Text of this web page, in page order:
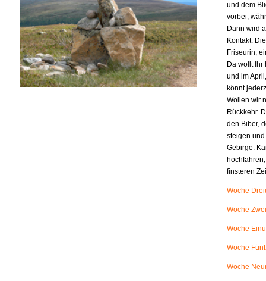
und dem
vorbei,
Dann wird
Kontakt:
Friseurin,
Da wollt
und im
könnt
Wollen wir
Rückkehr.
den Biber,
steigen
Gebirge.
finsteren
Woche
Woche
Woche
Woche
Woche